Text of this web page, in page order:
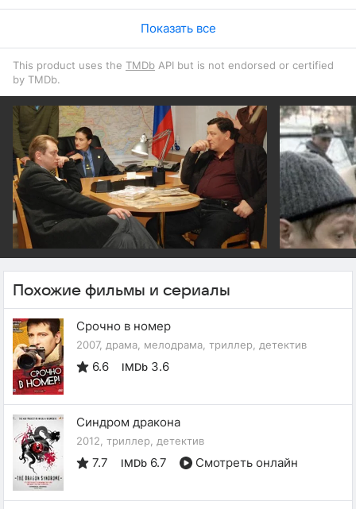
Показать все
This product uses the TMDb API but is not endorsed or certified
by TMDb.
Похожие фильмы и сериалы
Срочно в номер
2007, драма, мелодрама, триллер, детектив
6.6 IMDb 3.6
Синдром дракона
2012, триллер, детектив
7.7 IMDb 6.7 Смотреть онлайн